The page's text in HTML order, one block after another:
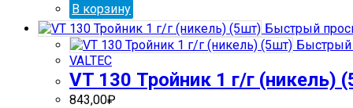
В корзину
Быстрый
Быстрый
VALTEC
VT 130 Тройник 1 г/г (никель)
843,00₽